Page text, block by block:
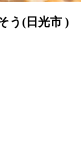
う(日光市 )